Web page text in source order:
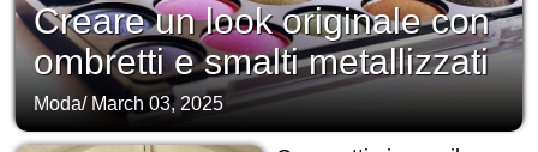
Creare un look originale con
ombretti e smalti metallizzati
Moda/ March 03, 2025